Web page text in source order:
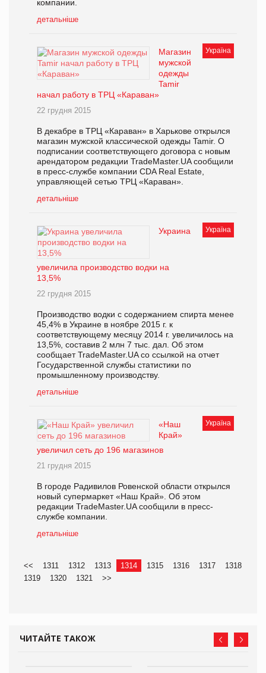
компании.
детальніше
Україна
Магазин
мужской
одежды
Tamir
начал работу в ТРЦ «Караван»
22 грудня 2015
В декабре в ТРЦ «Караван» в Харькове открылся
магазин мужской классической одежды Tamir. О
подписании соответствующего договора с новым
арендатором редакции TradeMaster.UA сообщили
в пресс-службе компании CDA Real Estate,
управляющей сетью ТРЦ «Караван».
детальніше
Україна
Украина
увеличила производство водки на
13,5%
22 грудня 2015
Производство водки с содержанием спирта менее
45,4% в Украине в ноябре 2015 г. к
соответствующему месяцу 2014 г. увеличилось на
13,5%, составив 2 млн 7 тыс. дал. Об этом
сообщает TradeMaster.UA со ссылкой на отчет
Государственной службы статистики по
промышленному производству.
детальніше
Україна
«Наш
Край»
увеличил сеть до 196 магазинов
21 грудня 2015
В городе Радивилов Ровенской области открылся
новый супермаркет «Наш Край». Об этом
редакции TradeMaster.UA сообщили в пресс-
службе компании.
детальніше
<< 1311 1312 1313 1314 1315 1316 1317
1318
1319
1320 1321 >>
ЧИТАЙТЕ ТАКОЖ